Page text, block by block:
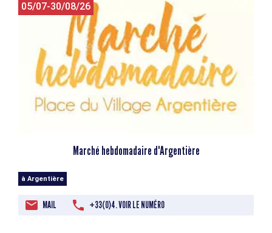
05/07-30/08/26
Marché hebdomadaire d'Argentière
à Argentière
MAIL +33(0)4. VOIR LE NUMÉRO